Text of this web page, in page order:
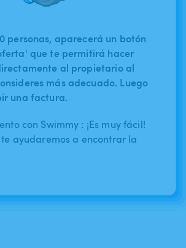
personas, aparecerá un botón
que te permitirá hacer
al propietario al
más adecuado. Luego
una factura.
con Swimmy : ¡Es muy fácil!
te ayudaremos a encontrar la